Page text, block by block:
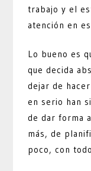
trabajo y el
atención en
Lo bueno es
que decida
dejar de
en serio han
de dar forma
más, de
poco, con